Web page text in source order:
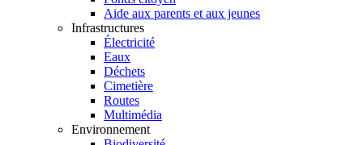
Aide aux parents et aux jeunes
Infrastructures
Électricité
Eaux
Déchets
Cimetière
Routes
Multimédia
Environnement